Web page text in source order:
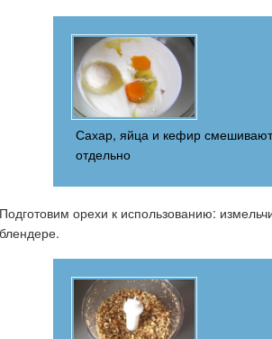
Сахар, яйца и кефир
отдельно
Подготовим орехи к использованию:
блендере.